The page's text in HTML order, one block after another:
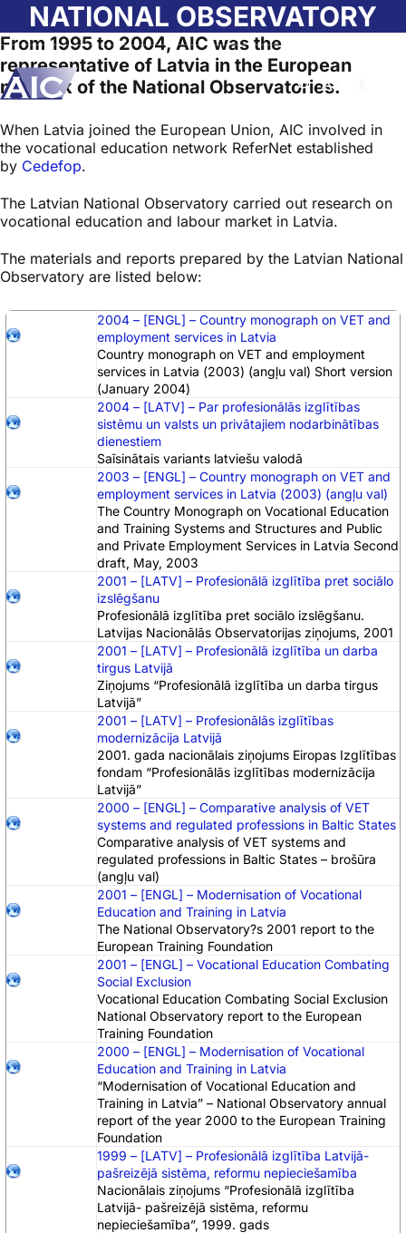
Skip to main content
AtvērtNomainīt
NATIONAL OBSERVATORY
From 1995 to 2004, AIC was the
representative of Latvia in the European
network of the National Observatories.
When Latvia joined the European Union, AIC involved in
the vocational education network ReferNet established
by Cedefop.
The Latvian National Observatory carried out research on
vocational education and labour market in Latvia.
The materials and reports prepared by the Latvian National
Observatory are listed below:
2004 – [ENGL] – Country monograph on VET and
employment services in Latvia
Country monograph on VET and employment
services in Latvia (2003) (angļu val) Short version
(January 2004)
2004 – [LATV] – Par profesionālās izglītības
sistēmu un valsts un privātajiem nodarbinātības
dienestiem
Saīsinātais variants latviešu valodā
2003 – [ENGL] – Country monograph on VET and
employment services in Latvia (2003) (angļu val)
The Country Monograph on Vocational Education
and Training Systems and Structures and Public
and Private Employment Services in Latvia Second
draft, May, 2003
2001 – [LATV] – Profesionālā izglītība pret sociālo
izslēgšanu
Profesionālā izglītība pret sociālo izslēgšanu.
Latvijas Nacionālās Observatorijas ziņojums, 2001
2001 – [LATV] – Profesionālā izglītība un darba
tirgus Latvijā
Ziņojums “Profesionālā izglītība un darba tirgus
Latvijā”
2001 – [LATV] – Profesionālās izglītības
modernizācija Latvijā
2001. gada nacionālais ziņojums Eiropas Izglītības
fondam “Profesionālās izglītības modernizācija
Latvijā”
2000 – [ENGL] – Comparative analysis of VET
systems and regulated professions in Baltic States
Comparative analysis of VET systems and
regulated professions in Baltic States – brošūra
(angļu val)
2001 – [ENGL] – Modernisation of Vocational
Education and Training in Latvia
The National Observatory?s 2001 report to the
European Training Foundation
2001 – [ENGL] – Vocational Education Combating
Social Exclusion
Vocational Education Combating Social Exclusion
National Observatory report to the European
Training Foundation
2000 – [ENGL] – Modernisation of Vocational
Education and Training in Latvia
“Modernisation of Vocational Education and
Training in Latvia” – National Observatory annual
report of the year 2000 to the European Training
Foundation
1999 – [LATV] – Profesionālā izglītība Latvijā-
pašreizējā sistēma, reformu nepieciešamība
Nacionālais ziņojums “Profesionālā izglītība
Latvijā- pašreizējā sistēma, reformu
nepieciešamība”, 1999. gads